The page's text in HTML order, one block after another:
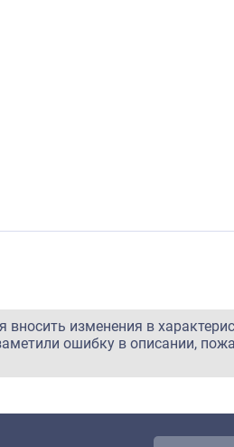
вносить изменения в
ошибку в описании,